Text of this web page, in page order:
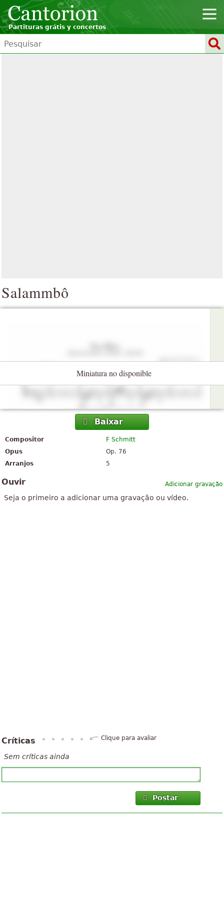
Partituras grátis y concertos
Salammbô
Miniatura no disponible
Baixar
Compositor
F Schmitt
Opus
Op. 76
Arranjos
5
Adicionar gravação
Ouvir
Seja o primeiro a adicionar uma gravação ou vídeo.
Críticas Clique para avaliar
Sem críticas ainda
Postar